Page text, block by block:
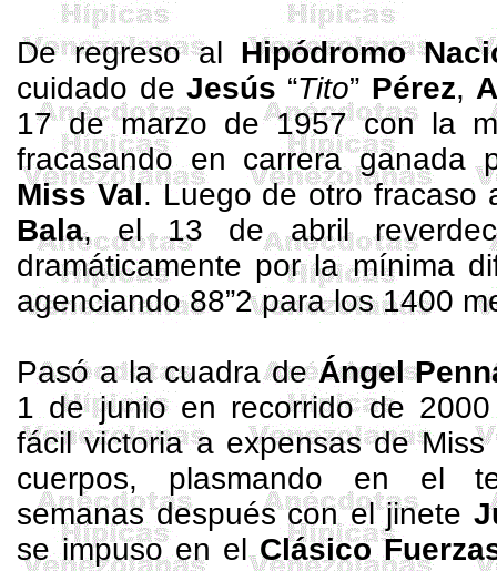
De regreso al Hipódromo
cuidado de Jesús “Tito” Pérez,
17 de marzo de 1957 con la
fracasando en carrera ganada
Miss Val. Luego de otro fracaso
Bala, el 13 de abril
dramáticamente por la mínima
agenciando 88”2 para los1400
Pasó a la cuadra deÁngel
1 de junio en recorrido de
fácil victoria a expensas de Miss
cuerpos, plasmando en el
semanas después con el jinete
se impuso en elClásico